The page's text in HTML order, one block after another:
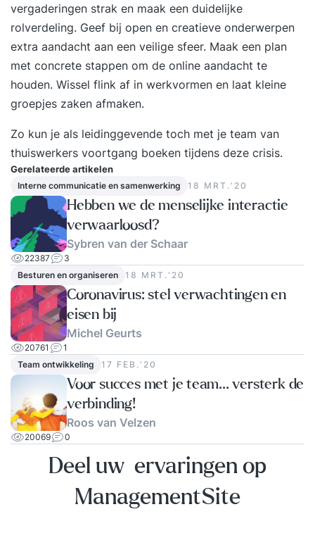
vergaderingen strak en maak een duidelijke
rolverdeling. Geef bij open en creatieve onderwerpen
extra aandacht aan een veilige sfeer. Maak een plan
met concrete stappen om de online aandacht te
houden. Wissel flink af in werkvormen en laat kleine
groepjes zaken afmaken.
Zo kun je als leidinggevende toch met je team van
thuiswerkers voortgang boeken tijdens deze crisis.
Gerelateerde artikelen
Interne communicatie en samenwerking 18 MRT.‘20
Hebben we de menselijke interactie
verwaarloosd?
Sybren van der Schaar
22387
3
Besturen en organiseren
18 MRT.‘20
Coronavirus: stel verwachtingen en
eisen bij
Michel Geurts
20761
1
Team ontwikkeling
17 FEB.‘20
Voor succes met je team... versterk de
verbinding!
Roos van Velzen
20069 0
Deel uw ervaringen op
ManagementSite